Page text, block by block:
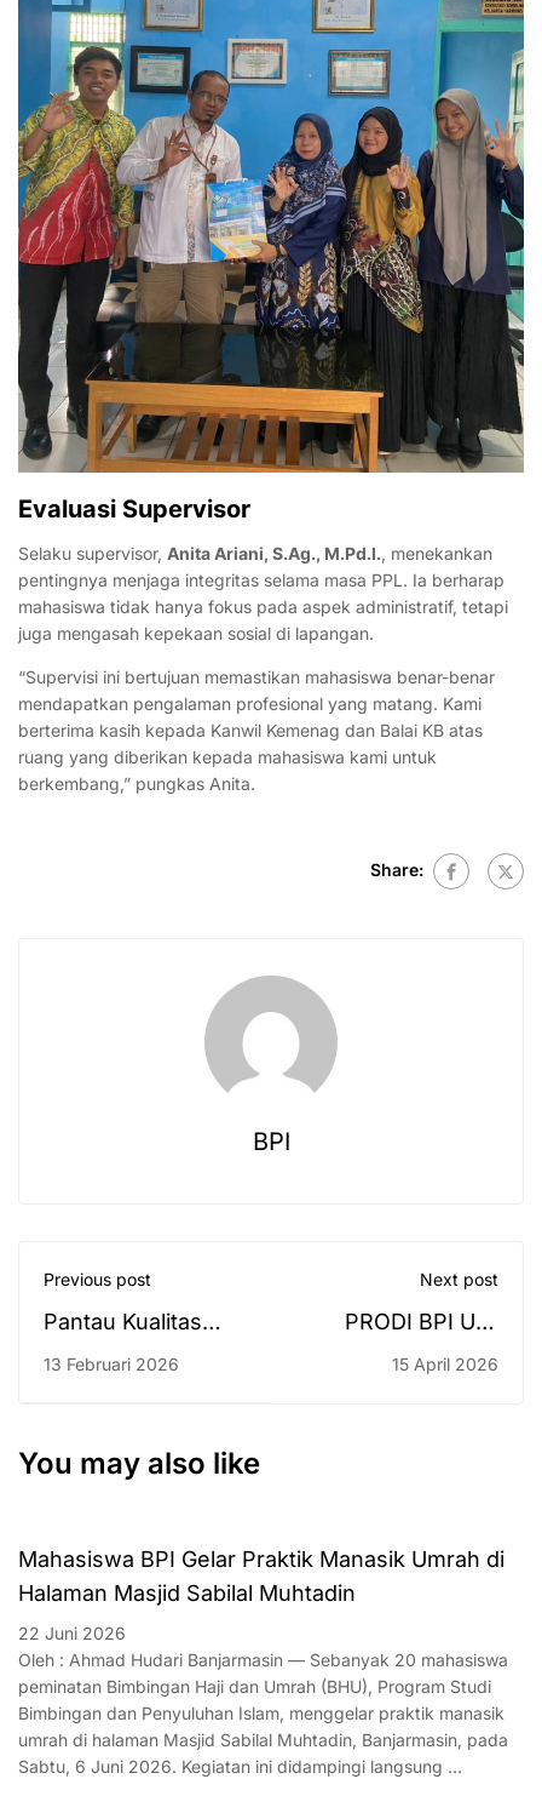
Evaluasi Supervisor
Selaku supervisor, Anita Ariani, S.Ag., M.Pd.I., menekankan
pentingnya menjaga integritas selama masa PPL. Ia berharap
mahasiswa tidak hanya fokus pada aspek administratif, tetapi
juga mengasah kepekaan sosial di lapangan.
“Supervisi ini bertujuan memastikan mahasiswa benar-benar
mendapatkan pengalaman profesional yang matang. Kami
berterima kasih kepada Kanwil Kemenag dan Balai KB atas
ruang yang diberikan kepada mahasiswa kami untuk
berkembang,” pungkas Anita.
Share:
BPI
Previous post
Pantau Kualitas
Praktik Lapangan,
Mahasiswa di
Banjarmasin
13 Februari 2026
Next post
PRODI BPI UIN
ANTASARI
15 April 2026
You may also like
Mahasiswa BPI Gelar Praktik Manasik Umrah di
Halaman Masjid Sabilal Muhtadin
22 Juni 2026
Oleh : Ahmad Hudari Banjarmasin — Sebanyak 20 mahasiswa
peminatan Bimbingan Haji dan Umrah (BHU), Program Studi
Bimbingan dan Penyuluhan Islam, menggelar praktik manasik
umrah di halaman Masjid Sabilal Muhtadin, Banjarmasin, pada
Sabtu, 6 Juni 2026. Kegiatan ini didampingi langsung …